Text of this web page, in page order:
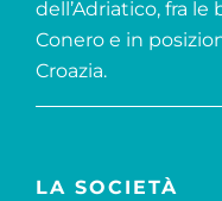
dell’Adriatico, fra le
Conero e in
Croazia.
LA SOCIETÀ